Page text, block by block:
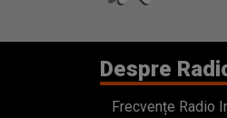
Despre
Frecvențe Radio